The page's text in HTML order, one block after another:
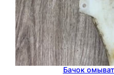
Бачок